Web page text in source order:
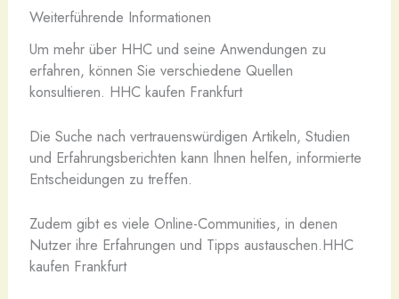
Weiterführende Informationen
Um mehr über HHC und seine Anwendungen zu
erfahren, können Sie verschiedene Quellen
konsultieren. HHC kaufen Frankfurt
Die Suche nach vertrauenswürdigen Artikeln, Studien
und Erfahrungsberichten kann Ihnen helfen, informierte
Entscheidungen zu treffen.
Zudem gibt es viele Online-Communities, in denen
Nutzer ihre Erfahrungen und Tipps austauschen.HHC
kaufen Frankfurt